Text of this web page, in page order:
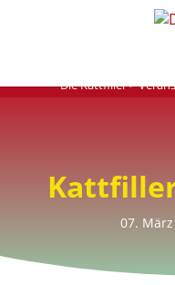
Die Kattfiller>
07.